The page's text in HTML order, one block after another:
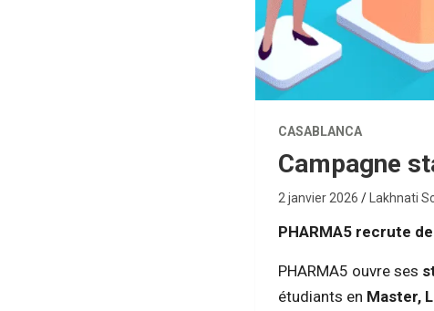
CASABLANCA
Campagne
2 janvier 2026 Lakhnati
PHARMA5 recrute
PHARMA5 ouvre ses
étudiants en Master,